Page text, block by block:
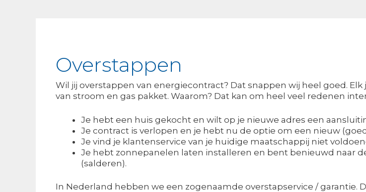
Overstappen
Wil jij overstappen van energiecontract? Dat snappen wij heel goed.
van stroom en gas pakket. Waarom? Dat kan om heel veel redenen
Je hebt een huis gekocht en wilt op je nieuwe adres een
Je contract is verlopen en je hebt nu de optie om een nieuw
Je vind je klantenservice van je huidige maatschappij niet
Je hebt zonnepanelen laten installeren en bent benieuwd naar
(salderen).
In Nederland hebben we een zogenaamde overstapservice / garantie.